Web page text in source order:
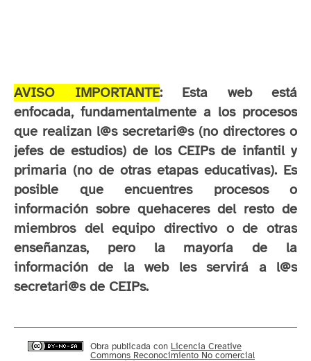
AVISO IMPORTANTE: Esta web está
enfocada, fundamentalmente a los procesos
que realizan l@s secretari@s (no directores o
jefes de estudios) de los CEIPs de infantil y
primaria (no de otras etapas educativas). Es
posible que encuentres procesos o
información sobre quehaceres del resto de
miembros del equipo directivo o de otras
enseñanzas, pero la mayoría de la
información de la web les servirá a l@s
secretari@s de CEIPs.
Obra publicada con Licencia Creative
Commons Reconocimiento No comercial